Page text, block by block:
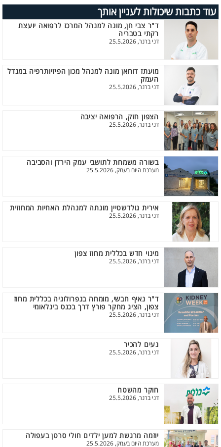
עוד כתבות שיכולות לעניין אותך
ד"ר צבי חן, מונה למנהל המרכז לרפואה יועצת
רקתי בטבריה
דני ברנר, 25.5.2026
מועתז דוחאן מונה למנהל מכון הפיזיותרפיה במגדל
העמק
דני ברנר, 25.5.2026
הצפון חזק, הרפואה יציבה
דני ברנר, 25.5.2026
בשורה משמחת לתושבי עמק הירדן והסביבה
מערכת היום בעמק, 25.5.2026
אירית גולדשטיין מונתה למנהלת האחיות המחוזית
דני ברנר, 25.5.2026
מינוי חדש בכללית מחוז צפון
דני ברנר, 25.5.2026
ד"ר נאיף חבשי, מומחה בנפרולוגיה בכללית מחוז
צפון, הציג מחקר פורץ דרך בכנס בינלאומי
דני ברנר, 25.5.2026
נעים להכיר
דני ברנר, 25.5.2026
חוקר מהשטח
דני ברנר, 25.5.2026
יוזמה מרגשת למען ילדים חולי סרטן בעפולה
מערכת היום בעמק, 25.5.2026